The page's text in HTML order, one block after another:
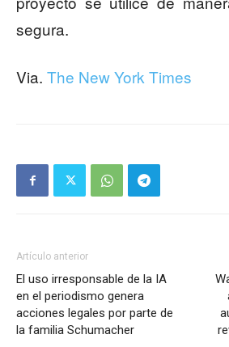
segura.
Via. The New York Times
Artículo anterior
El uso irresponsable de la IA
en el periodismo genera
acciones legales por parte de
la familia Schumacher